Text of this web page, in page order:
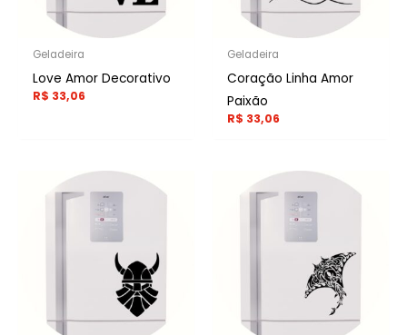
Geladeira
Love Amor Decorativo
R$ 33,06
Geladeira
Coração Linha Amor
Paixão
R$ 33,06